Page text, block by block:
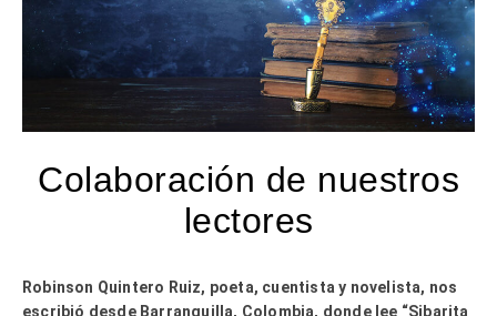
Colaboración de nuestros
lectores
Robinson Quintero Ruiz, poeta, cuentista y novelista, nos
escribió desde Barranquilla, Colombia, donde lee “Sibarita